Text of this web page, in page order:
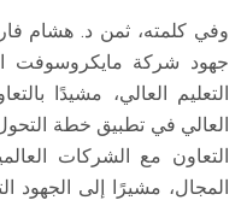
وفي كلمته، ثمن د. هشام
جهود شركة مايكروسوفت
التعليم العالي، مشيدًا
العالي في تطبيق خطة
التعاون مع الشركات
المجال، مشيرًا إلى الجهود